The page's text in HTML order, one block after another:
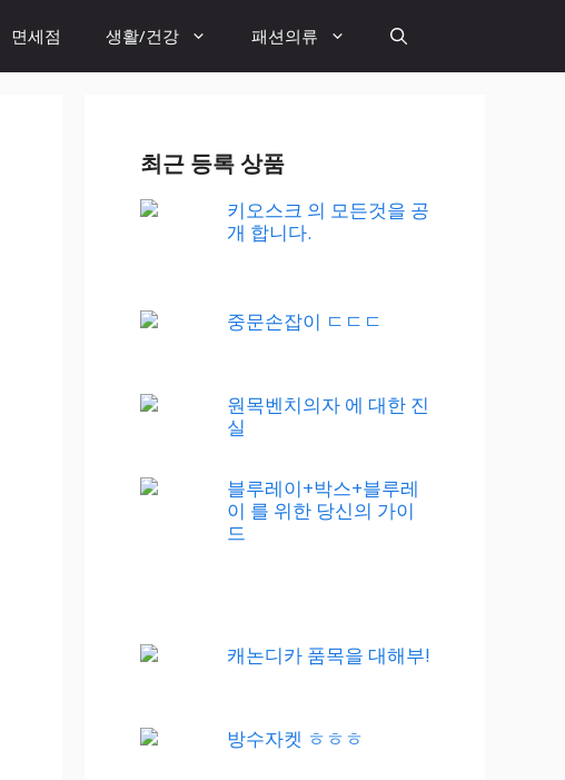
면세점 생활/건강 패션의류
최근 등록 상품
키오스크 의 모든것을 공
개 합니다.
중문손잡이 ㄷㄷㄷ
원목벤치의자 에 대한 진
실
블루레이+박스+블루레
이 를 위한 당신의 가이
드
캐논디카 품목을 대해부!
방수자켓 ㅎㅎㅎ